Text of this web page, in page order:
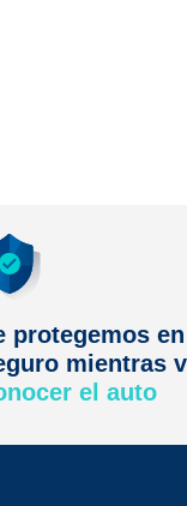
protegemos
mientras
el auto